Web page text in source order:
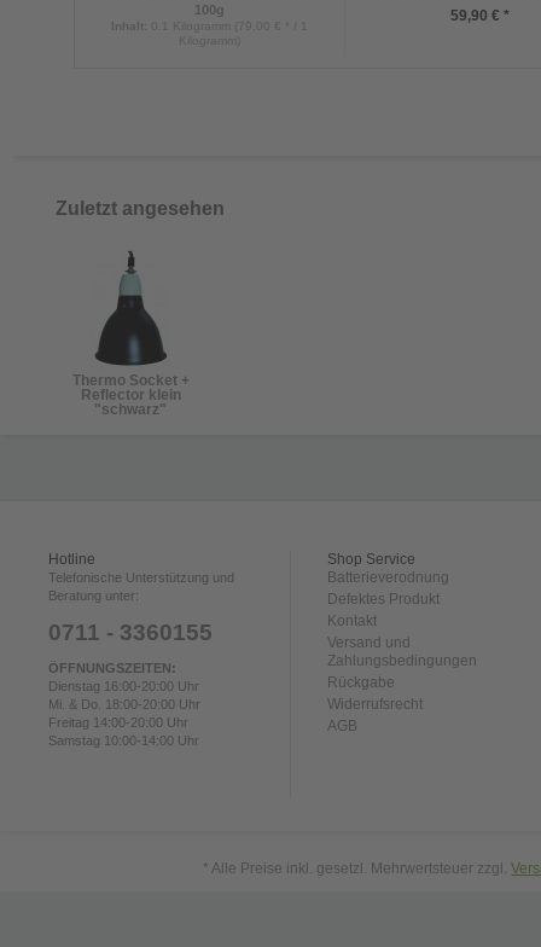
100g
Inhalt: 0.1 Kilogramm (79,00 € * / 1
Kilogramm)
59,90 € *
Zuletzt angesehen
Thermo Socket +
Reflector klein
"schwarz"
Hotline
Telefonische Unterstützung und
Beratung unter:
0711 - 3360155
ÖFFNUNGSZEITEN:
Dienstag 16:00-20:00 Uhr
Mi. & Do. 18:00-20:00 Uhr
Freitag 14:00-20:00 Uhr
Samstag 10:00-14:00 Uhr
Shop Service
Batterieverodnung
Defektes Produkt
Kontakt
Versand und
Zahlungsbedingungen
Rückgabe
Widerrufsrecht
AGB
* Alle Preise inkl. gesetzl. Mehrwertsteuer zzgl.